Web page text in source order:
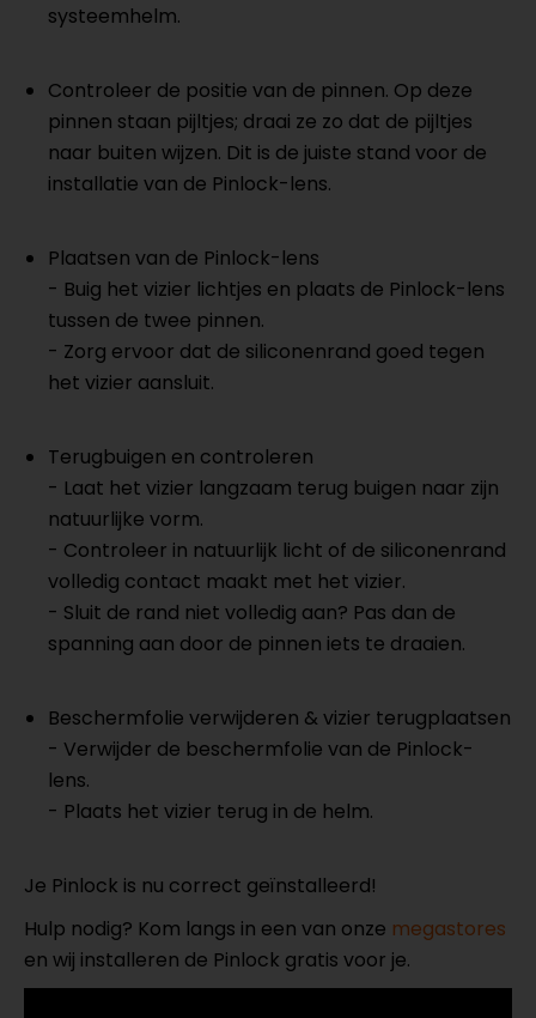
systeemhelm.
Controleer de positie van de pinnen. Op deze
pinnen staan pijltjes; draai ze zo dat de pijltjes
naar buiten wijzen. Dit is de juiste stand voor de
installatie van de Pinlock-lens.
Plaatsen van de Pinlock-lens
- Buig het vizier lichtjes en plaats de Pinlock-lens
tussen de twee pinnen.
- Zorg ervoor dat de siliconenrand goed tegen
het vizier aansluit.
Terugbuigen en controleren
- Laat het vizier langzaam terug buigen naar zijn
natuurlijke vorm.
- Controleer in natuurlijk licht of de siliconenrand
volledig contact maakt met het vizier.
- Sluit de rand niet volledig aan? Pas dan de
spanning aan door de pinnen iets te draaien.
Beschermfolie verwijderen & vizier terugplaatsen
- Verwijder de beschermfolie van de Pinlock-
lens.
- Plaats het vizier terug in de helm.
Je Pinlock is nu correct geïnstalleerd!
Hulp nodig? Kom langs in een van onze megastores
en wij installeren de Pinlock gratis voor je.